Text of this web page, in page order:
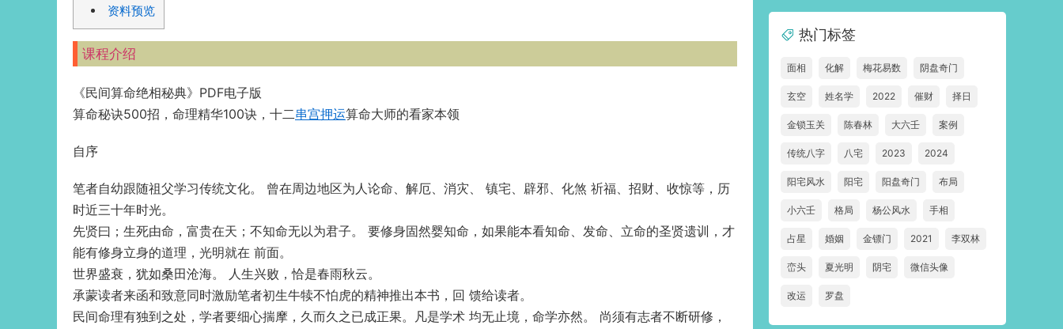
资料预览
课程介绍
《民间算命绝相秘典》PDF电子版
算命秘诀500招，命理精华100诀，十二串宫押运算命大师的看家本领
自序
笔者自幼跟随祖父学习传统文化。 曾在周边地区为人论命、解厄、消灾、 镇宅、辟邪、化煞 祈福、招财、收惊等，历
时近三十年时光。
先贤曰；生死由命，富贵在天；不知命无以为君子。 要修身固然婴知命，如果能本看知命、发命、立命的圣贤遗训，才
能有修身立身的道理，光明就在 前面。
世界盛衰，犹如桑田沧海。 人生兴败，恰是春雨秋云。
承蒙读者来函和致意同时激励笔者初生牛犊不怕虎的精神推出本书，回 馈给读者。
民间命理有独到之处，学者要细心揣摩，久而久之已成正果。凡是学术 均无止境，命学亦然。 尚须有志者不断研修，
热门标签
面相 化解 梅花易数 阴盘奇门
玄空 姓名学 2022 催财 择日
金锁玉关 陈春林 大六壬 案例
传统八字 八宅 2023 2024
阳宅风水 阳宅 阳盘奇门 布局
小六壬 格局 杨公风水 手相
占星 婚姻 金镖门 2021 李双林
峦头 夏光明 阴宅 微信头像
改运 罗盘